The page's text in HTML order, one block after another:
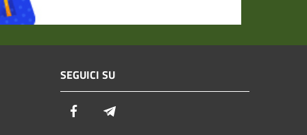
SEGUICI SU
Facebook